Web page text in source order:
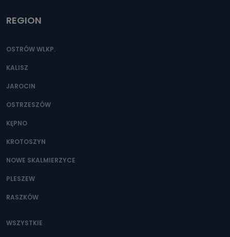
REGION
OSTRÓW WLKP.
KALISZ
JAROCIN
OSTRZESZÓW
KĘPNO
KROTOSZYN
NOWE SKALMIERZYCE
PLESZEW
RASZKÓW
WSZYSTKIE